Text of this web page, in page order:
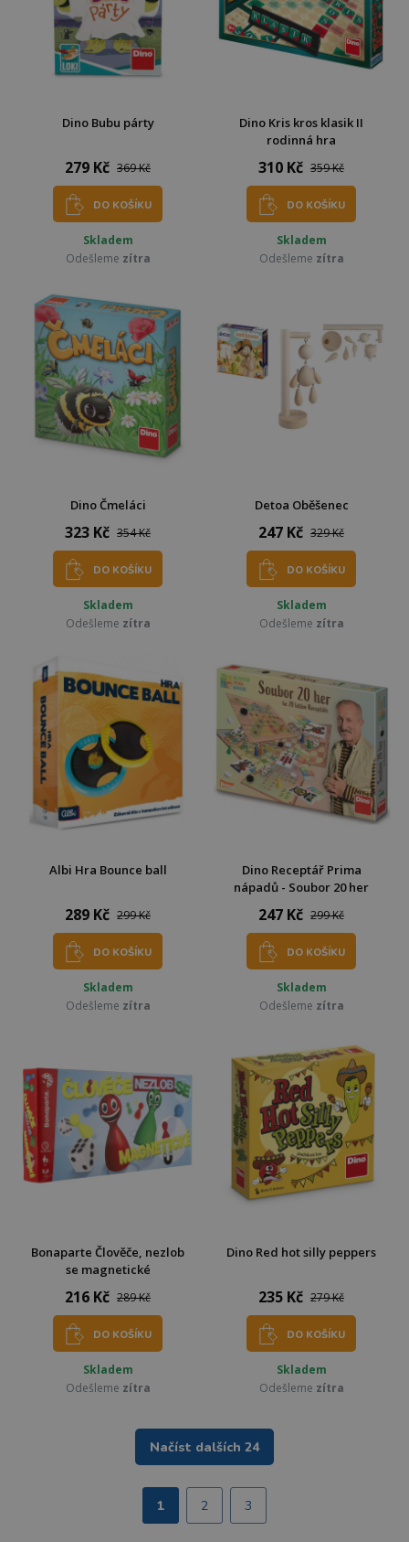
Dino Bubu párty
279 Kč 369 Kč
DO KOŠÍKU
Skladem
Odešleme zítra
Dino Kris kros klasik II
rodinná hra
310 Kč 359 Kč
DO KOŠÍKU
Skladem
Odešleme zítra
Dino Čmeláci
323 Kč 354 Kč
DO KOŠÍKU
Skladem
Odešleme zítra
Detoa Oběšenec
247 Kč 329 Kč
DO KOŠÍKU
Skladem
Odešleme zítra
Albi Hra Bounce ball
289 Kč 299 Kč
DO KOŠÍKU
Skladem
Odešleme zítra
Dino Receptář Prima
nápadů - Soubor 20 her
247 Kč 299 Kč
DO KOŠÍKU
Skladem
Odešleme zítra
Bonaparte Člověče, nezlob
se magnetické
216 Kč 289 Kč
DO KOŠÍKU
Skladem
Odešleme zítra
Dino Red hot silly peppers
235 Kč 279 Kč
DO KOŠÍKU
Skladem
Odešleme zítra
Načíst dalších 24
1 2 3